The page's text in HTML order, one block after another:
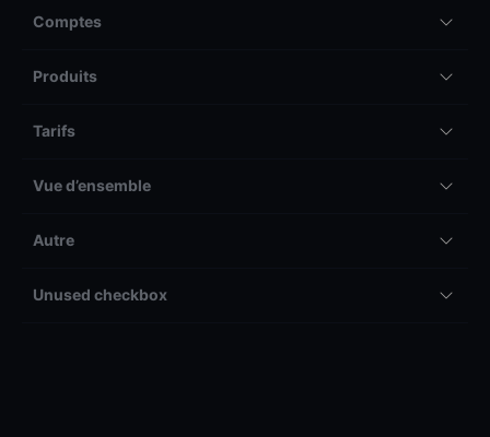
Comptes
Produits
Tarifs
Vue d’ensemble
Autre
Unused checkbox